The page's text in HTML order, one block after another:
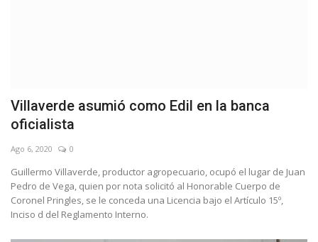
Villaverde asumió como Edil en la banca
oficialista
Ago 6, 2020 0
Guillermo Villaverde, productor agropecuario, ocupó el lugar de Juan
Pedro de Vega, quien por nota solicitó al Honorable Cuerpo de
Coronel Pringles, se le conceda una Licencia bajo el Artículo 15º,
Inciso d del Reglamento Interno.